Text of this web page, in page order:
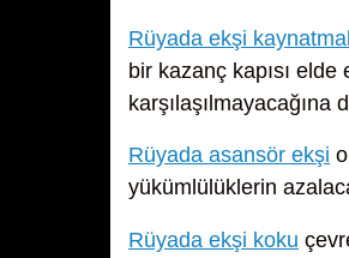
Rüyada ekşi
bir kazanç kapısı
karşılaşılmayacağına
Rüyada asansör ekşi
yükümlülüklerin
Rüyada ekşi koku